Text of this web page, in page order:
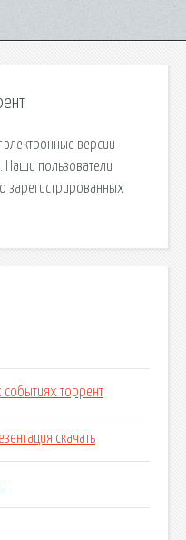
версии
Наши пользователи
зарегистрированных
торрент
скачать